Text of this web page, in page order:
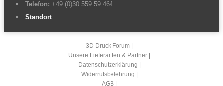
Telefon: +49 (0)30 559 59 464
Standort
3D Druck Forum
Unsere Lieferanten & Partner
Datenschutzerklärung
Widerrufsbelehrung
AGB